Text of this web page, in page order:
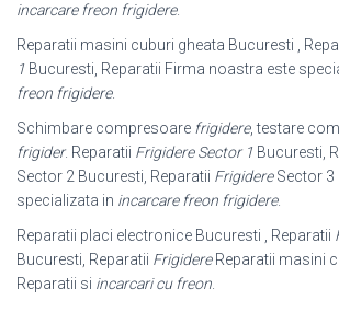
incarcare freon frigidere.
Reparatii masini cuburi gheata Bucuresti ,
1 Bucuresti, Reparatii Firma noastra este
freon frigidere.
Schimbare compresoare frigidere, testare
frigider. Reparatii Frigidere Sector 1 Bucuresti,
Sector 2 Bucuresti, Reparatii FrigidereSector 3
specializata in incarcare freon frigidere.
Reparatii placi electronice Bucuresti , Reparatii
Bucuresti, Reparatii FrigidereReparatii masini
Reparatii si incarcari cu freon